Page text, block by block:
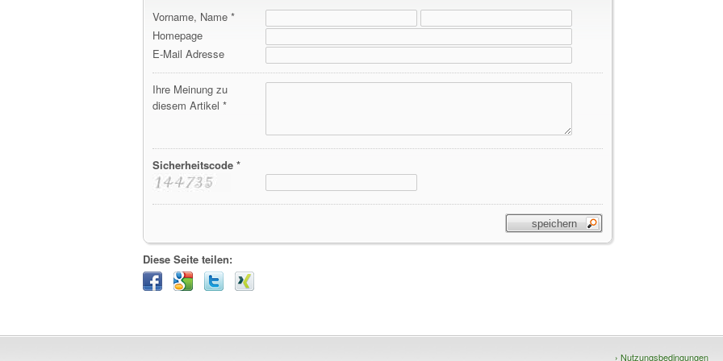
Vorname, Name *
Homepage
E-Mail Adresse
Ihre Meinung zu
diesem Artikel *
Sicherheitscode *
Diese Seite teilen:
› Nutzungsbedingungen